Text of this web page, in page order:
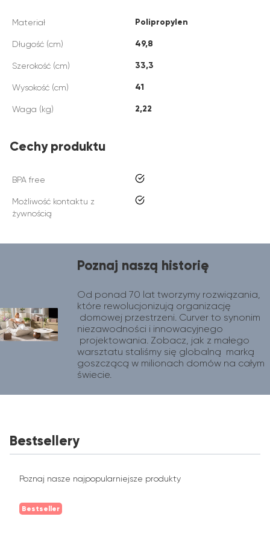
Materiał Polipropylen
Długość (cm) 49,8
Szerokość (cm) 33,3
Wysokość (cm) 41
Waga (kg) 2,22
Cechy produktu
BPA free tak
Możliwość kontaktu z
żywnością
tak
Poznaj naszą historię
Od ponad 70 lat tworzymy rozwiązania,
które rewolucjonizują organizację
domowej przestrzeni. Curver to synonim
niezawodności i innowacyjnego
projektowania. Zobacz, jak z małego
warsztatu staliśmy się globalną  marką
goszczącą w milionach domów na całym
świecie.
Bestsellery
Poznaj nasze najpopularniejsze produkty
Bestseller